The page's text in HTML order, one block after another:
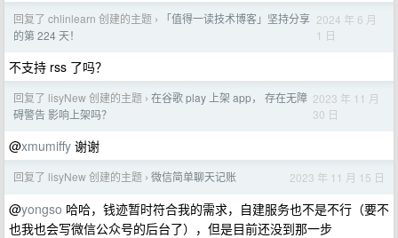
回复了 chlinlearn 创建的主题 ›
「值得一读技术博客」坚持分享
的第 224 天！
2024 年 6 月
1 日
不支持 rss 了吗？
回复了 lisyNew 创建的主题 › 在谷歌 play 上架 app， 存在无障
碍警告 影响上架吗？
2023 年 11 月
30 日
@xmumiffy 谢谢
回复了 lisyNew 创建的主题 › 微信简单聊天记账 2023 年 11 月 15 日
@yongso 哈哈，钱迹暂时符合我的需求，自建服务也不是不行（要不
也我也会写微信公众号的后台了），但是目前还没到那一步